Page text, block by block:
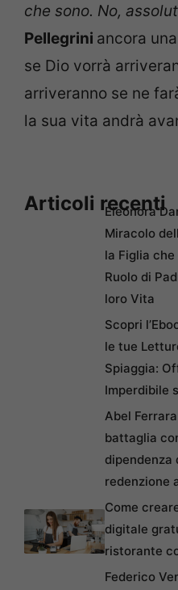
che sono. No,
Pellegrini ancora
se Dio vorrà
arriveranno se ne
la sua vita andrà
Articoli recenti
Eleonora
Miracolo
la Figlia
Ruolo di
loro Vita
Scopri
le tue
Spiaggia:
Imperdibile
Abel
battaglia
dipendenza
redenzione
Come
digitale
ristorante
Federico